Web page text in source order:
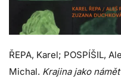
ŘEPA, Karel; POSPÍŠIL,
Michal. Krajina jako